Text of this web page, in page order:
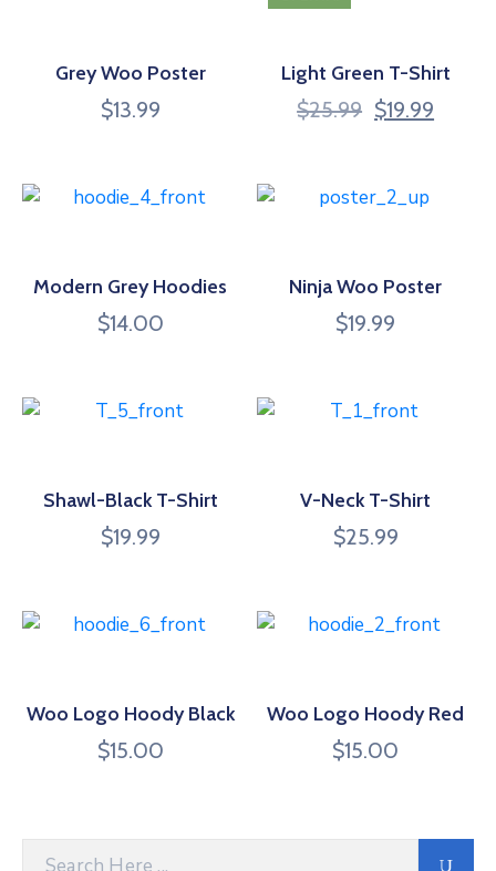
Grey Woo Poster
$13.99
Light Green T-Shirt
$25.99 $19.99
Modern Grey Hoodies
$14.00
Ninja Woo Poster
$19.99
Shawl-Black T-Shirt
$19.99
V-Neck T-Shirt
$25.99
Woo Logo Hoody Black
$15.00
Woo Logo Hoody Red
$15.00